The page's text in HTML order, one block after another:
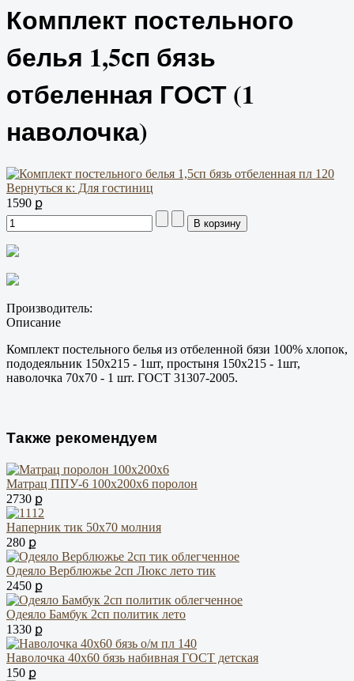
Комплект постельного
белья 1,5сп бязь
отбеленная ГОСТ (1
наволочка)
Вернуться к: Для гостиниц
1590 ք
Производитель:
Описание
Комплект постельного белья из отбеленной бязи 100% хлопок,
пододеяльник 150х215 - 1шт, простыня 150х215 - 1шт,
наволочка 70х70 - 1 шт. ГОСТ 31307-2005.
Также рекомендуем
Матрац ППУ-6 100х200х6 поролон
2730 ք
Наперник тик 50х70 молния
280 ք
Одеяло Верблюжье 2сп Люкс лето тик
2450 ք
Одеяло Бамбук 2сп политик лето
1330 ք
Наволочка 40х60 бязь набивная ГОСТ детская
150 ք